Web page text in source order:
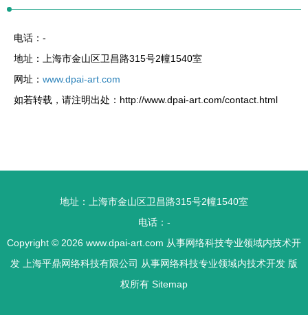
电话：-
地址：上海市金山区卫昌路315号2幢1540室
网址： www.dpai-art.com
如若转载，请注明出处：http://www.dpai-art.com/contact.html
地址：上海市金山区卫昌路315号2幢1540室
电话：-
Copyright © 2026 www.dpai-art.com 从事网络科技专业领域内技术开
发
上海平鼎网络科技有限公司 从事网络科技专业领域内技术开发 版
权所有 Sitemap